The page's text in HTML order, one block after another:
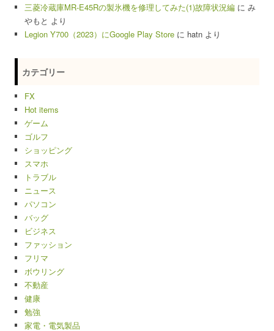
三菱冷蔵庫MR-E45Rの製氷機を修理してみた(1)故障状況編 に み
やもと より
Legion Y700（2023）にGoogle Play Store に hatn より
カテゴリー
FX
Hot items
ゲーム
ゴルフ
ショッピング
スマホ
トラブル
ニュース
パソコン
バッグ
ビジネス
ファッション
フリマ
ボウリング
不動産
健康
勉強
家電・電気製品